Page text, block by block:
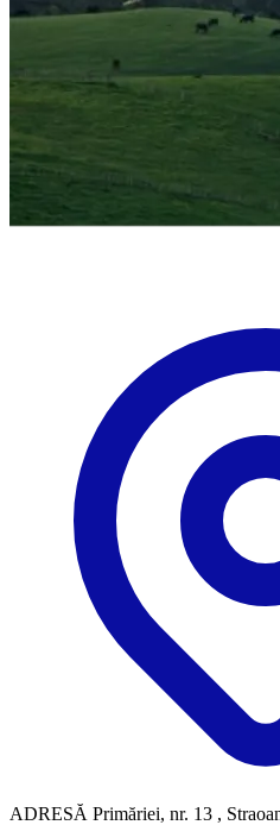
ADRESĂ Primăriei, nr. 13 ,